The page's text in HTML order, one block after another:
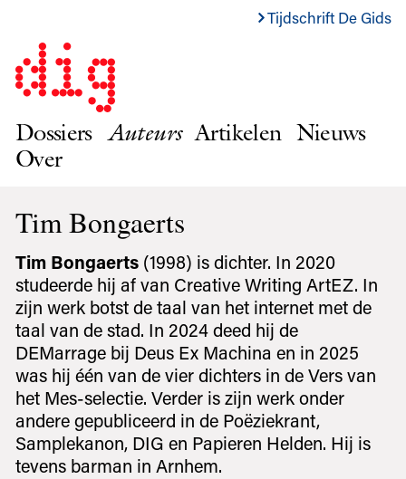
Tijdschrift De Gids
Dossiers Auteurs Artikelen Nieuws
Over
Tim Bongaerts
Tim Bongaerts(1998) is dichter. In 2020
studeerde hij af van Creative Writing ArtEZ. In
zijn werk botst de taal van het internet met de
taal van de stad. In 2024 deed hij de
DEMarrage bij Deus Ex Machina en in 2025
was hij één van de vier dichters in de Vers van
het Mes-selectie. Verder is zijn werk onder
andere gepubliceerd in de Poëziekrant,
Samplekanon, DIG en Papieren Helden. Hij is
tevens barman in Arnhem.